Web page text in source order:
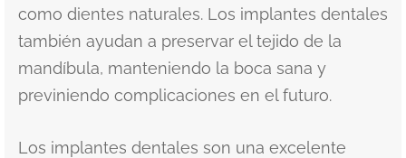
como dientes naturales. Los implantes dentales
también ayudan a preservar el tejido de la
mandíbula, manteniendo la boca sana y
previniendo complicaciones en el futuro.
Los implantes dentales son una excelente